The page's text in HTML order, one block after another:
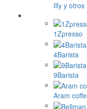
Illy y otros
1Zpresso
4Barista
9Barista
Aram